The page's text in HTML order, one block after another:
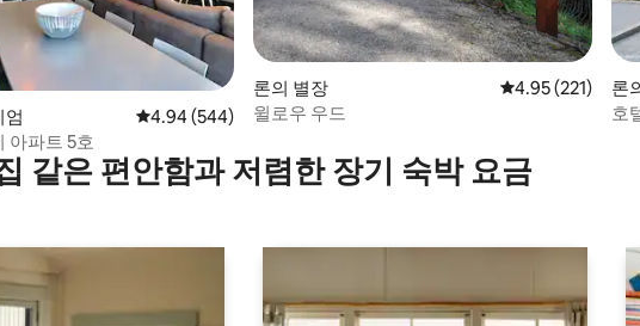
개
엄 평점 4.94점(5점 만점), 후기 544개
4.94 (544)
아파트 5호
론의 별장 평점 4.95점(5점
4.95 (221)
윌로우 우드
론
호
같은 편안함과 저렴한 장기 숙박 요금